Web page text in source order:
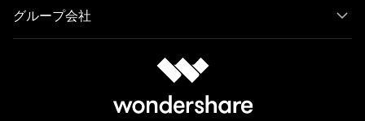
グループ会社